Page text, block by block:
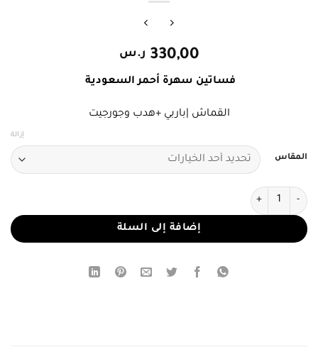
330,00 ر.س
فساتين سهرة أحمر السعودية
القماش |باربي +هدب وجورجيت
المقاس
إزالة
كمية فستان سهرة أحمر أوف شولدر
إضافة إلى السلة